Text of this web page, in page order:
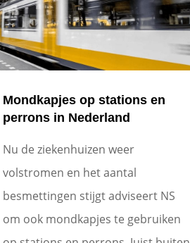
Mondkapjes op stations en
perrons in Nederland
Nu de ziekenhuizen weer
volstromen en het aantal
besmettingen stijgt adviseert NS
om ook mondkapjes te gebruiken